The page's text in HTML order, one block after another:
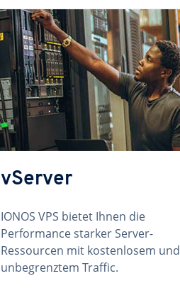
vServer
IONOS VPS bietet Ihnen die
Performance starker Server-
Ressourcen mit kostenlosem und
unbegrenztem Traffic.